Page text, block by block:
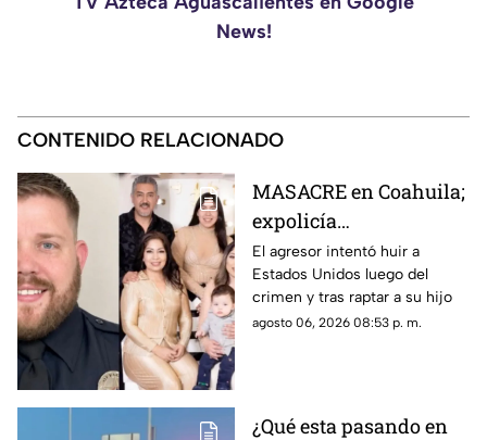
News!
CONTENIDO RELACIONADO
MASACRE en Coahuila;
expolicía
estadounidense atacó a
la familia de su
expareja mexicana
luego de que le
familiar
El agresor intentó huir a
Estados Unidos luego del
crimen y tras raptar a su hijo
agosto 06, 2026 08:53 p. m.
¿Qué esta pasando en